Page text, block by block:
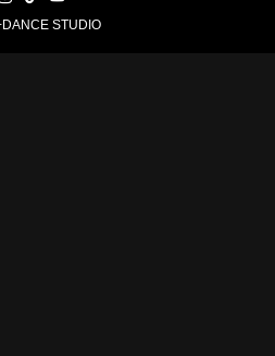
STUDIO